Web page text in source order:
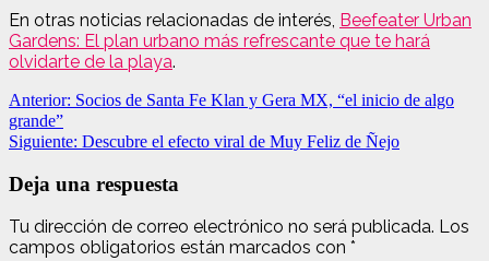
En otras noticias relacionadas de interés, Beefeater Urban
Gardens: El plan urbano más refrescante que te hará
olvidarte de la playa.
Navegación
de
Anterior: Socios de Santa Fe Klan y Gera MX, “el inicio de algo
grande”
Siguiente: Descubre el efecto viral de Muy Feliz de Ñejo
Deja una respuesta
Tu dirección de correo electrónico no será publicada. Los
campos obligatorios están marcados con *